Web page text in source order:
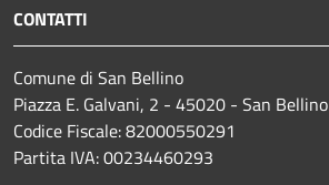
CONTATTI
Comune di San Bellino
Piazza E. Galvani, 2 - 45020 - San Bellino
Codice Fiscale: 82000550291
Partita IVA: 00234460293